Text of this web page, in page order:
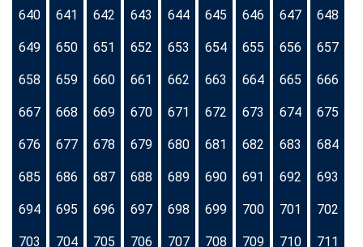
640 641 642 643 644 645 646 647 648
649 650 651 652 653 654 655 656 657
658 659 660 661 662 663 664 665 666
667 668 669 670 671 672 673 674 675
676 677 678 679 680 681 682 683 684
685 686 687 688 689 690 691 692 693
694 695 696 697 698 699 700 701 702
703 704 705 706 707 708 709 710 711